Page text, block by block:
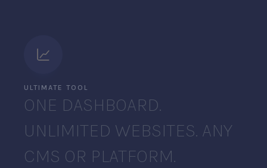
ULTIMATE TOOL
ONE DASHBOARD.
UNLIMITED WEBSITES. ANY
CMS OR PLATFORM.